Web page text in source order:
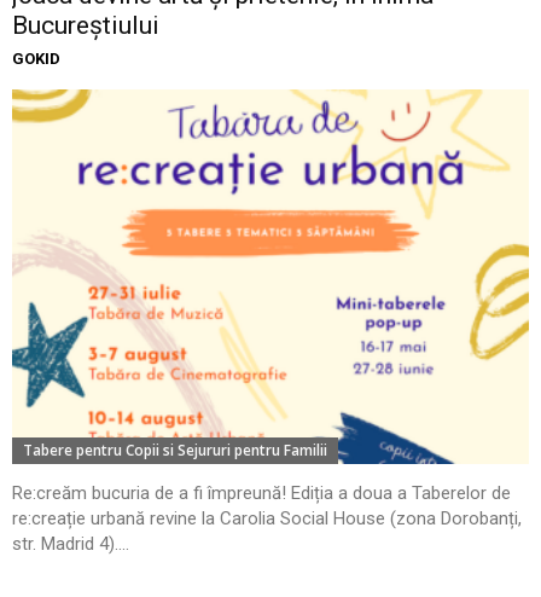
Bucureștiului
GOKID
Tabere pentru Copii si Sejururi pentru Familii
Re:creăm bucuria de a fi împreună! Ediția a doua a Taberelor de
re:creație urbană revine la Carolia Social House (zona Dorobanți,
str. Madrid 4)....